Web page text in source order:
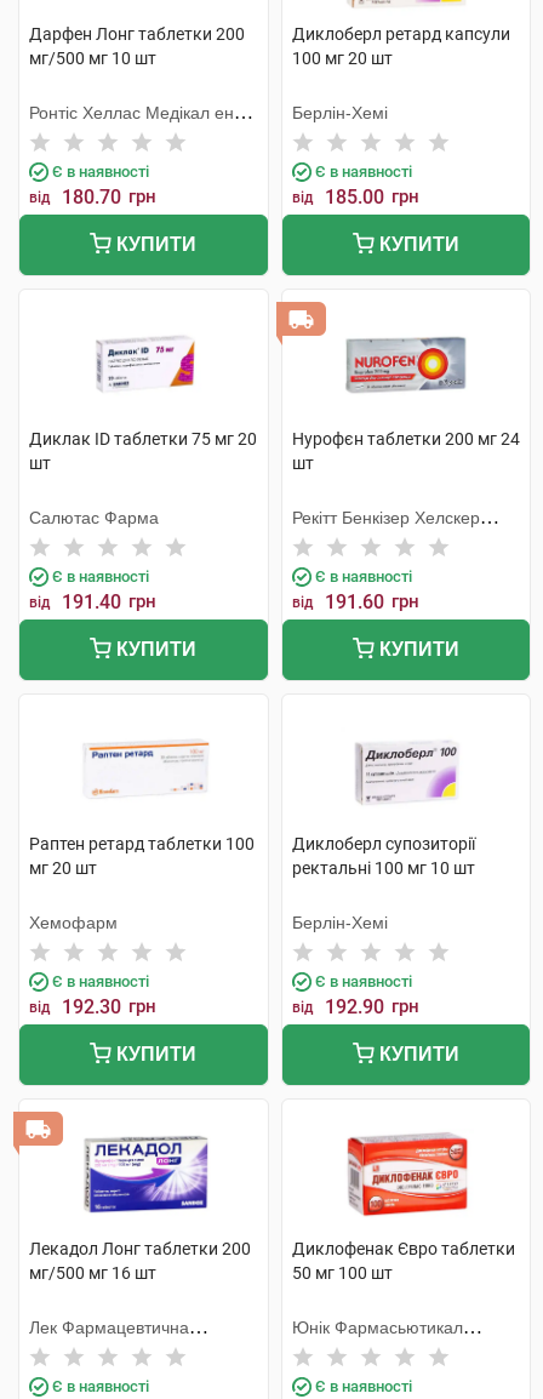
Дарфен Лонг таблетки 200
мг/500 мг 10 шт
Ронтіс Хеллас Медікал енд
Фармасьютікал Продактс
С.А.
Є в наявності
від 180.70 грн
КУПИТИ
Диклоберл ретард капсули
100 мг 20 шт
Берлін-Хемі
Є в наявності
від 185.00 грн
КУПИТИ
Диклак ID таблетки 75 мг 20
шт
Салютас Фарма
Є в наявності
від 191.40 грн
КУПИТИ
Нурофєн таблетки 200 мг 24
шт
Рекітт Бенкізер Хелскер
Інтернешнл
Є в наявності
від 191.60 грн
КУПИТИ
Раптен ретард таблетки 100
мг 20 шт
Хемофарм
Є в наявності
від 192.30 грн
КУПИТИ
Диклоберл супозиторії
ректальні 100 мг 10 шт
Берлін-Хемі
Є в наявності
від 192.90 грн
КУПИТИ
Лекадол Лонг таблетки 200
мг/500 мг 16 шт
Лек Фармацевтична
компанія
Є в наявності
Диклофенак Євро таблетки
50 мг 100 шт
Юнік Фармасьютикал
Лабораторіз
Є в наявності